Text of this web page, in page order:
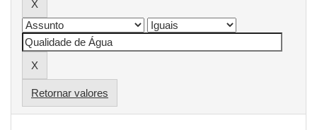
Retornar valores